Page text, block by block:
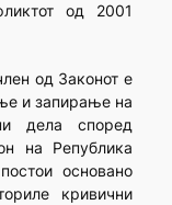
од 2001
од Законот е
и запирање на
дела според
на Република
основано
кривични